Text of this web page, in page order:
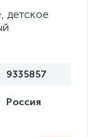
детское
9335857
Россия